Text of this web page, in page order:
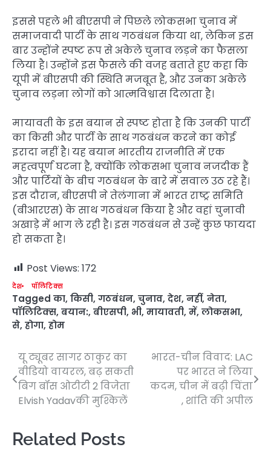
इससे पहले भी बीएसपी ने पिछले लोकसभा चुनाव में
समाजवादी पार्टी के साथ गठबंधन किया था, लेकिन इस
बार उन्होंने स्पष्ट रूप से अकेले चुनाव लड़ने का फैसला
लिया है। उन्होंने इस फैसले की वजह बताते हुए कहा कि
यूपी में बीएसपी की स्थिति मजबूत है, और उनका अकेले
चुनाव लड़ना लोगों को आत्मविश्वास दिलाता है।
मायावती के इस बयान से स्पष्ट होता है कि उनकी पार्टी
का किसी और पार्टी के साथ गठबंधन करने का कोई
इरादा नहीं है। यह बयान भारतीय राजनीति में एक
महत्वपूर्ण घटना है, क्योंकि लोकसभा चुनाव नजदीक हैं
और पार्टियों के बीच गठबंधन के बारे में सवाल उठ रहे हैं।
इस दौरान, बीएसपी ने तेलंगाना में भारत राष्ट्र समिति
(बीआरएस) के साथ गठबंधन किया है और वहां चुनावी
अखाड़े में भाग ले रही है। इस गठबंधन से उन्हें कुछ फायदा
हो सकता है।
Post Views: 172
देश पॉलिटिक्स
Tagged का, किसी, गठबंधन, चुनाव, देश, नहीं, नेता,
पॉलिटिक्स, बयान:, बीएसपी, भी, मायावती, में, लोकसभा,
से, होगा, होम
Post
navigation
यू ट्यूबर सागर ठाकुर का
वीडियो वायरल, बढ़ सकती
बिग बॉस ओटीटी 2 विजेता
Elvish Yadavकी मुश्किलें
भारत-चीन विवाद: LAC
पर भारत ने लिया
कदम, चीन में बढ़ी चिंता
, शांति की अपील
Related Posts